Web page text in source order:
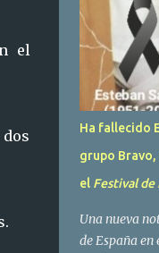
el
Ha fallecido
grupo Bravo,
el Festival de
Una nueva
de España en